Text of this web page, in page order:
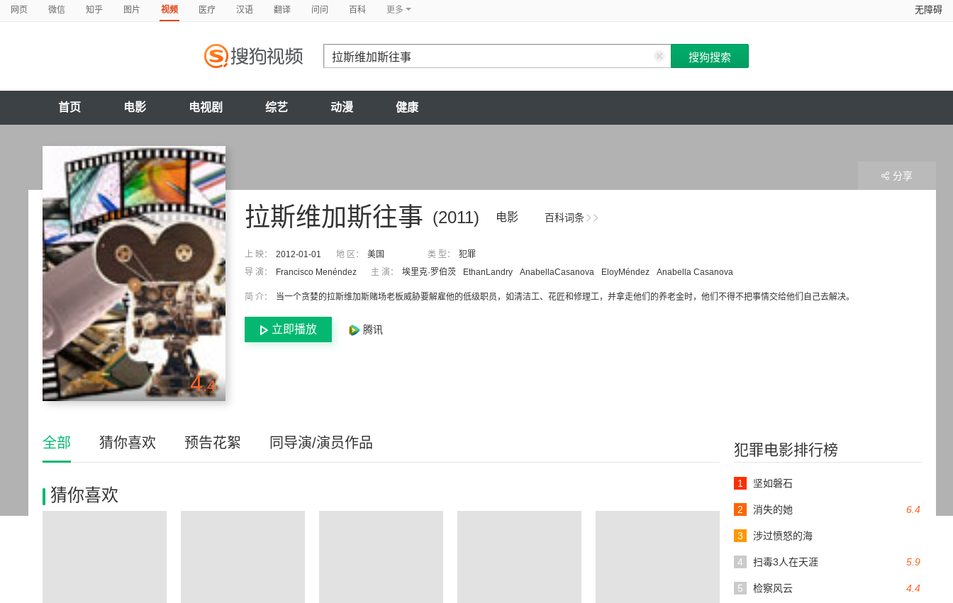
网页 微信 知乎 图片 视频 医疗 汉语 翻译 问问 百科 更多 无障碍
首页 电影 电视剧 综艺 动漫 健康
4.4
百科词条
(2011) 电影
拉斯维加斯往事
上 映： 2012-01-01 地 区： 美国 类 型：
犯罪
导 演：
Francisco Menéndez 主 演： 埃里克·罗伯茨 EthanLandry AnabellaCasanova EloyMéndez Anabella Casanova
简 介： 当一个贪婪的拉斯维加斯赌场老板威胁要解雇他的低级职员，如清洁工、花匠和修理工，并拿走他们的养老金时，他们不得不把事情交给他们自己去解决。
立即播放 腾讯
分享
犯罪电影排行榜
1 坚如磐石
6.4
2 消失的她
3 涉过愤怒的海
5.9
4 扫毒3人在天涯
4.4
5 检察风云
全部 猜你喜欢 预告花絮 同导演/演员作品
猜你喜欢